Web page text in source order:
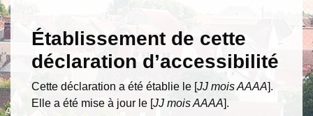
Établissement de cette
déclaration d’accessibilité
Cette déclaration a été établie le [JJ mois AAAA].
Elle a été mise à jour le [JJ mois AAAA].